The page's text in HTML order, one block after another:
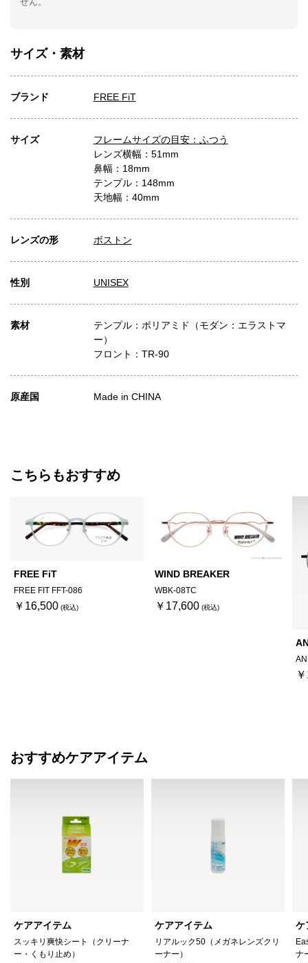
サイズ・素材
ブランド FREE FiT
サイズ
フレームサイズの目安：ふつう
レンズ横幅：51mm
鼻幅：18mm
テンプル：148mm
天地幅：40mm
レンズの形 ボストン
性別 UNISEX
素材
テンプル：ポリアミド（モダン：エラストマ
ー）
フロント：TR-90
原産国 Made in CHINA
こちらもおすすめ
FREE FiT
FREE FIT FFT-086
￥16,500
WIND BREAKER
WBK-08TC
￥17,600
おすすめケアアイテム
ケアアイテム
スッキリ爽快シート（クリーナ
ー・くもり止め）
ケアアイテム
リアルック50（メガネレンズクリ
ーナー）
ケ
ナ